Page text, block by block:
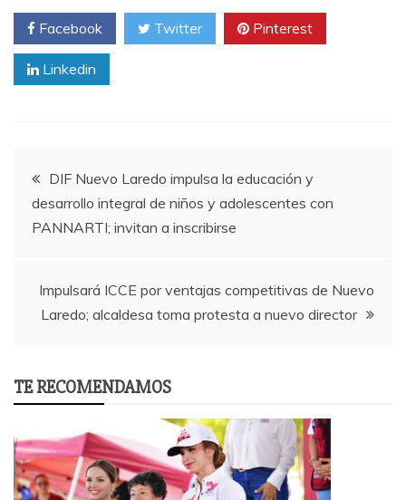
Facebook Twitter Pinterest
Linkedin
Post
navigation
DIF Nuevo Laredo impulsa la educación y
desarrollo integral de niños y adolescentes con
PANNARTI; invitan a inscribirse
Impulsará ICCE por ventajas competitivas de Nuevo
Laredo; alcaldesa toma protesta a nuevo director
TE RECOMENDAMOS